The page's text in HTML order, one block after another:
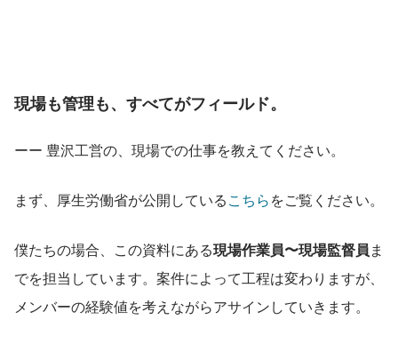
現場も管理も、すべてがフィールド。
ーー 豊沢工営の、現場での仕事を教えてください。
まず、厚生労働省が公開しているこちらをご覧ください。
僕たちの場合、この資料にある現場作業員〜現場監督員ま
でを担当しています。案件によって工程は変わりますが、
メンバーの経験値を考えながらアサインしていきます。